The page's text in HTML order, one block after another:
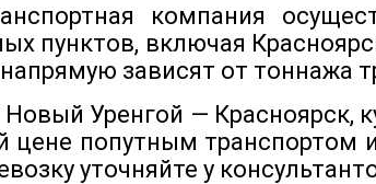
компания
пунктов, включая
зависят от тоннажа
Уренгой — Красноярск,
цене попутным транспортом
уточняйте у